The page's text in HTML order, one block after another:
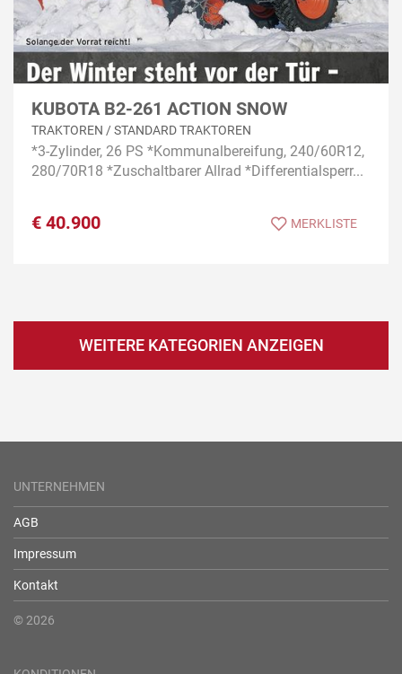
KUBOTA B2-261 ACTION SNOW
TRAKTOREN / STANDARD TRAKTOREN
*3-Zylinder, 26 PS *Kommunalbereifung, 240/60R12,
280/70R18 *Zuschaltbarer Allrad *Differentialsperr...
€ 40.900 MERKLISTE
WEITERE KATEGORIEN ANZEIGEN
UNTERNEHMEN
AGB
Impressum
Kontakt
© 2026